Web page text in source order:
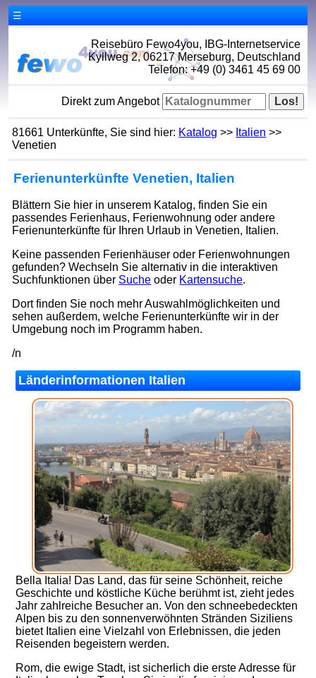
☰
Reisebüro Fewo4you, IBG-Internetservice
Kyllweg 2, 06217 Merseburg, Deutschland
Telefon: +49 (0) 3461 45 69 00
Direkt zum Angebot
81661 Unterkünfte, Sie sind hier: Katalog >> Italien >>
Venetien
Ferienunterkünfte Venetien, Italien
Blättern Sie hier in unserem Katalog, finden Sie ein
passendes Ferienhaus, Ferienwohnung oder andere
Ferienunterkünfte für Ihren Urlaub in Venetien, Italien.
Keine passenden Ferienhäuser oder Ferienwohnungen
gefunden? Wechseln Sie alternativ in die interaktiven
Suchfunktionen über Suche oder Kartensuche.
Dort finden Sie noch mehr Auswahlmöglichkeiten und
sehen außerdem, welche Ferienunterkünfte wir in der
Umgebung noch im Programm haben.
/n
Länderinformationen Italien
Bella Italia! Das Land, das für seine Schönheit, reiche
Geschichte und köstliche Küche berühmt ist, zieht jedes
Jahr zahlreiche Besucher an. Von den schneebedeckten
Alpen bis zu den sonnenverwöhnten Stränden Siziliens
bietet Italien eine Vielzahl von Erlebnissen, die jeden
Reisenden begeistern werden.
Rom, die ewige Stadt, ist sicherlich die erste Adresse für